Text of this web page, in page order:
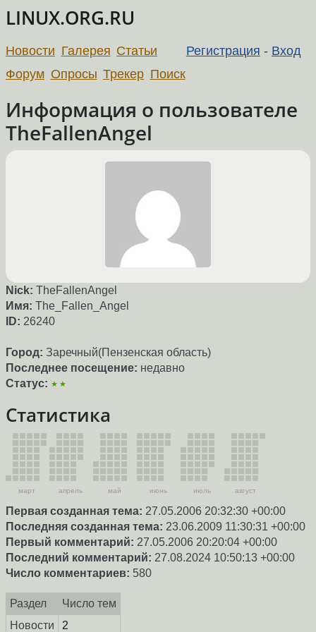
LINUX.ORG.RU
Регистрация - Вход
Новости Галерея Статьи
Форум Опросы Трекер Поиск
Информация о пользователе
TheFallenAngel
Nick: TheFallenAngel
Имя: The_Fallen_Angel
ID: 26240
Город: Заречный(Пензенская область)
Последнее посещение: недавно
Статус: ★★
Статистика
март апрель май июнь июль август
Первая созданная тема: 27.05.2006 20:32:30 +00:00
Последняя созданная тема: 23.06.2009 11:30:31 +00:00
Первый комментарий: 27.05.2006 20:20:04 +00:00
Последний комментарий: 27.08.2024 10:50:13 +00:00
Число комментариев: 580
Раздел
Число тем
Новости
2